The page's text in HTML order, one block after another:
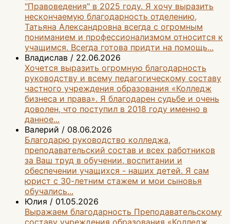
"Правоведения" в 2025 году. Я хочу выразить
нескончаемую благодарность отделению,
Татьяна Александровна всегда с огромным
пониманием и профессионализмом относится к
учащимся. Всегда готова придти на помощь...
Владислав / 22.06.2026
Хочется выразить огромную благодарность
руководству и всему педагогическому составу
частного учреждения образования «Колледж
бизнеса и права». Я благодарен судьбе и очень
доволен, что поступил в 2018 году именно в
данное...
Валерий / 08.06.2026
Благодарю руководство колледжа,
преподавательский состав и всех работников
за Ваш труд в обучении, воспитании и
обеспечении учащихся - наших детей. Я сам
юрист с 30-летним стажем и мои сыновья
обучались...
Юлия / 01.05.2026
Выражаем благодарность Преподавательскому
составу учреждения образования «Колледж